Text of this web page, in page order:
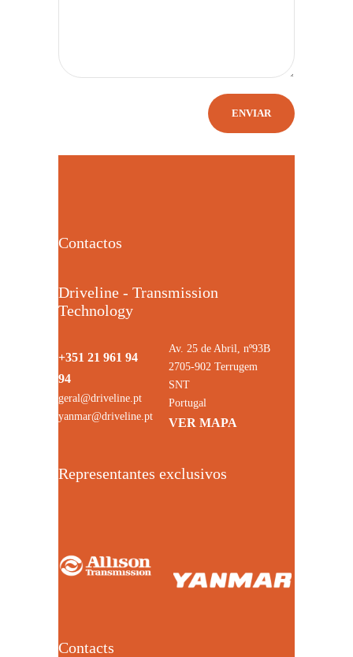
Contactos
Driveline - Transmission
Technology
+351 21 961 94
94
geral@driveline.pt
yanmar@driveline.pt
Av. 25 de Abril, nº93B
2705-902 Terrugem
SNT
Portugal
VER MAPA
Representantes exclusivos
Contacts